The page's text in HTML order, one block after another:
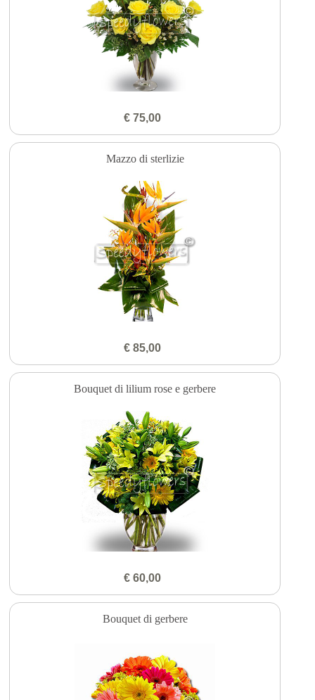
€ 75,00
Mazzo di sterlizie
€ 85,00
Bouquet di lilium rose e gerbere
€ 60,00
Bouquet di gerbere